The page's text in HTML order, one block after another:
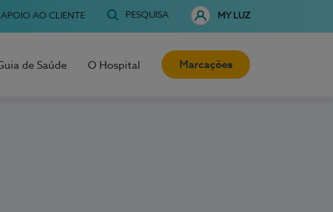
APOIO AO CLIENTE PESQUISA MY LUZ
de Saúde O Hospital Marcações